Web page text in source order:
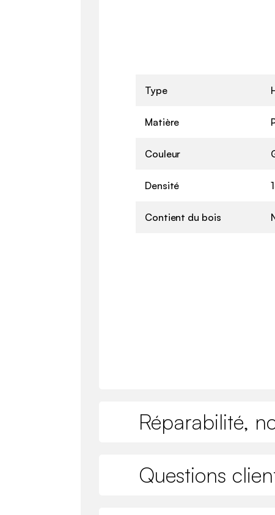
Type
Matière
Couleur
Densité
Contient du bois
Réparabilité,
Questions